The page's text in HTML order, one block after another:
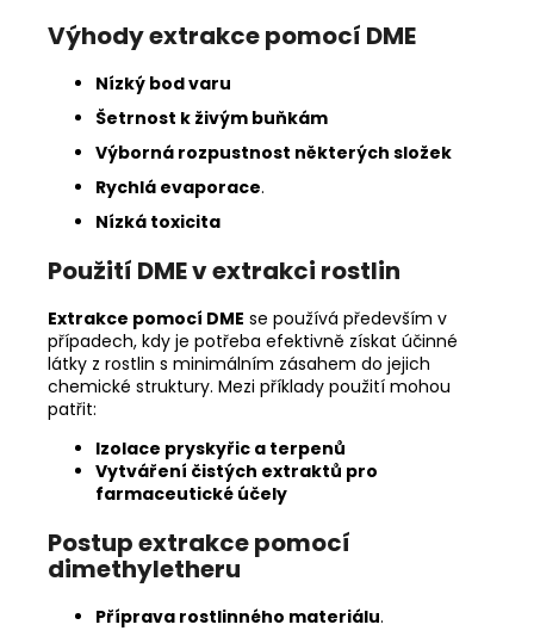
Výhody extrakce pomocí DME
Nízký bod varu
Šetrnost k živým buňkám
Výborná rozpustnost některých složek
Rychlá evaporace.
Nízká toxicita
Použití DME v extrakci rostlin
Extrakce pomocí DME se používá především v
případech, kdy je potřeba efektivně získat účinné
látky z rostlin s minimálním zásahem do jejich
chemické struktury. Mezi příklady použití mohou
patřit:
Izolace pryskyřic a terpenů
Vytváření čistých extraktů pro
farmaceutické účely
Postup extrakce pomocí
dimethyletheru
Příprava rostlinného materiálu.